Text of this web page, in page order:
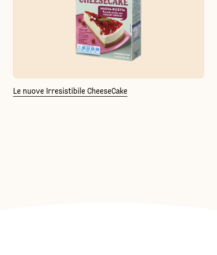
Le nuove Irresistibile CheeseCake